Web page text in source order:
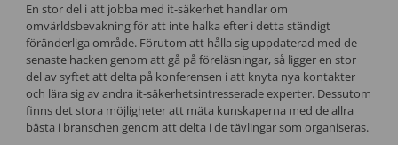
En stor del i att jobba med it-säkerhet handlar om
omvärldsbevakning för att inte halka efter i detta ständigt
föränderliga område. Förutom att hålla sig uppdaterad med de
senaste hacken genom att gå på föreläsningar, så ligger en stor
del av syftet att delta på konferensen i att knyta nya kontakter
och lära sig av andra it-säkerhetsintresserade experter. Dessutom
finns det stora möjligheter att mäta kunskaperna med de allra
bästa i branschen genom att delta i de tävlingar som organiseras.